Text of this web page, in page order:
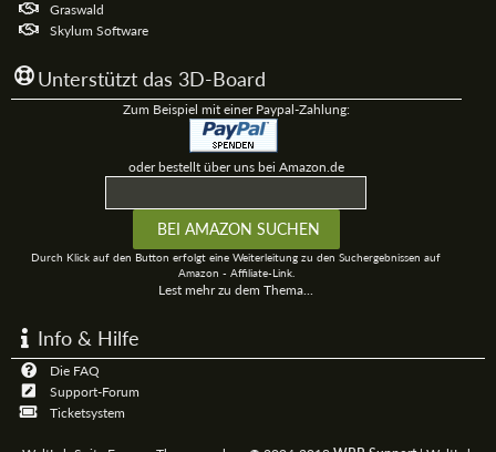
Graswald
Skylum Software
Unterstützt das 3D-Board
Zum Beispiel mit einer Paypal-Zahlung:
oder bestellt über uns bei Amazon.de
Durch Klick auf den Button erfolgt eine Weiterleitung zu den Suchergebnissen auf
Amazon - Affiliate-Link.
Lest mehr zu dem Thema...
Info & Hilfe
Die FAQ
Support-Forum
Ticketsystem